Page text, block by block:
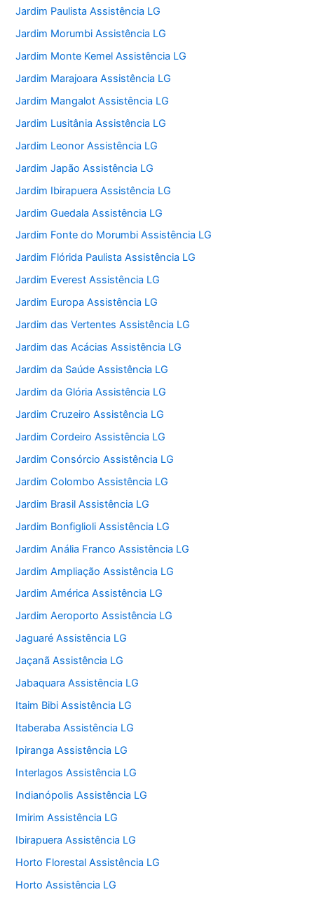
Jardim Paulista Assistência LG
Jardim Morumbi Assistência LG
Jardim Monte Kemel Assistência LG
Jardim Marajoara Assistência LG
Jardim Mangalot Assistência LG
Jardim Lusitânia Assistência LG
Jardim Leonor Assistência LG
Jardim Japão Assistência LG
Jardim Ibirapuera Assistência LG
Jardim Guedala Assistência LG
Jardim Fonte do Morumbi Assistência LG
Jardim Flórida Paulista Assistência LG
Jardim Everest Assistência LG
Jardim Europa Assistência LG
Jardim das Vertentes Assistência LG
Jardim das Acácias Assistência LG
Jardim da Saúde Assistência LG
Jardim da Glória Assistência LG
Jardim Cruzeiro Assistência LG
Jardim Cordeiro Assistência LG
Jardim Consórcio Assistência LG
Jardim Colombo Assistência LG
Jardim Brasil Assistência LG
Jardim Bonfiglioli Assistência LG
Jardim Anália Franco Assistência LG
Jardim Ampliação Assistência LG
Jardim América Assistência LG
Jardim Aeroporto Assistência LG
Jaguaré Assistência LG
Jaçanã Assistência LG
Jabaquara Assistência LG
Itaim Bibi Assistência LG
Itaberaba Assistência LG
Ipiranga Assistência LG
Interlagos Assistência LG
Indianópolis Assistência LG
Imirim Assistência LG
Ibirapuera Assistência LG
Horto Florestal Assistência LG
Horto Assistência LG